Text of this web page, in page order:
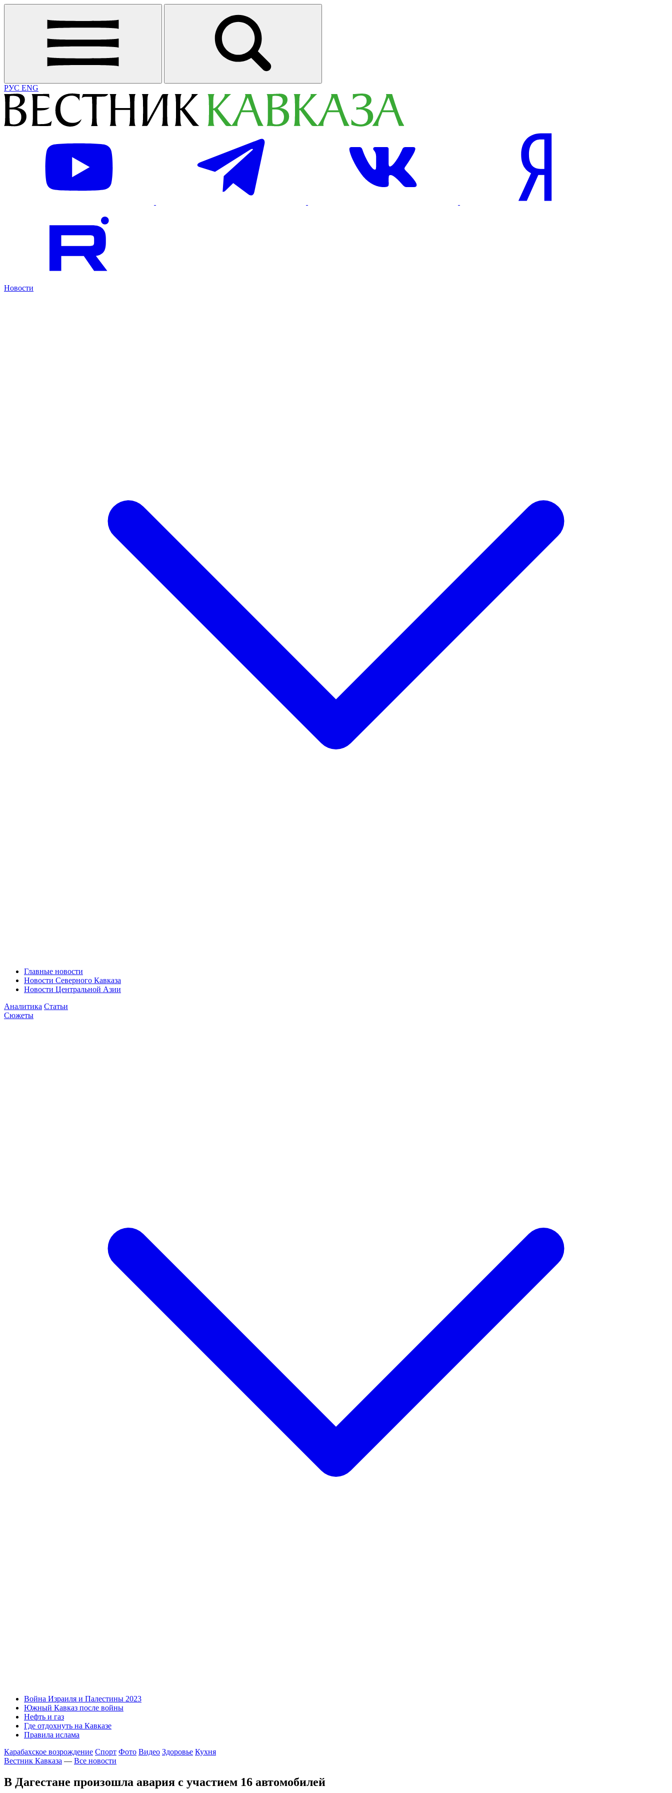
РУС ENG
Новости
Главные новости
Новости Северного Кавказа
Новости Центральной Азии
Аналитика Статьи
Сюжеты
Война Израиля и Палестины 2023
Южный Кавказ после войны
Нефть и газ
Где отдохнуть на Кавказе
Правила ислама
Карабахское возрождение Спорт Фото Видео Здоровье Кухня
Вестник Кавказа — Все новости
В Дагестане произошла авария с участием 16 автомобилей